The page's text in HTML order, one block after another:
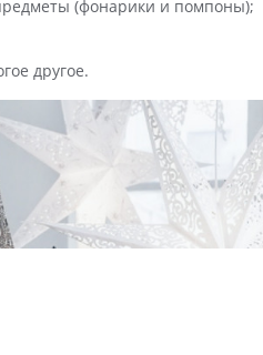
(фонарики и помпоны);
другое.